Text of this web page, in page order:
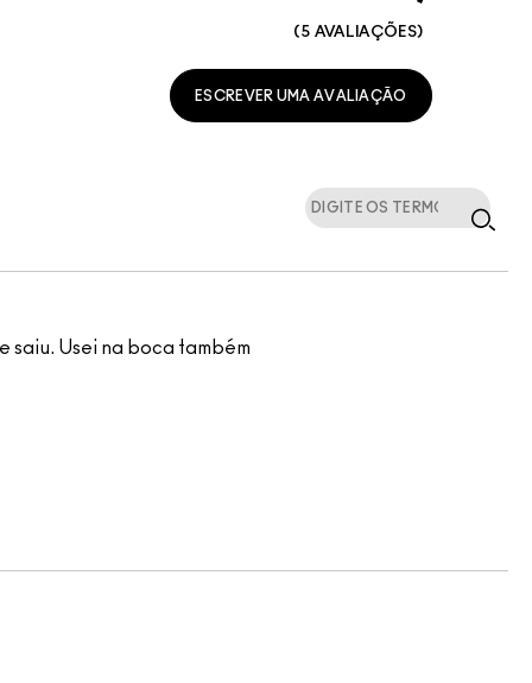
5 AVALIAÇÕES
ESCREVER UMA AVALIAÇÃO
saiu. Usei na boca também